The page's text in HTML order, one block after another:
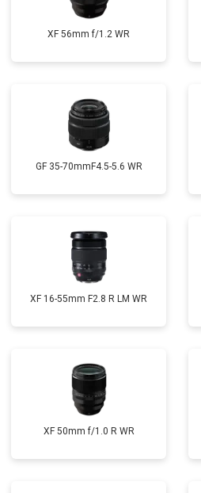
XF 56mm f/1.2 WR
GF 35-70mmF4.5-5.6 WR
XF 16-55mm F2.8 R LM WR
XF 50mm f/1.0 R WR